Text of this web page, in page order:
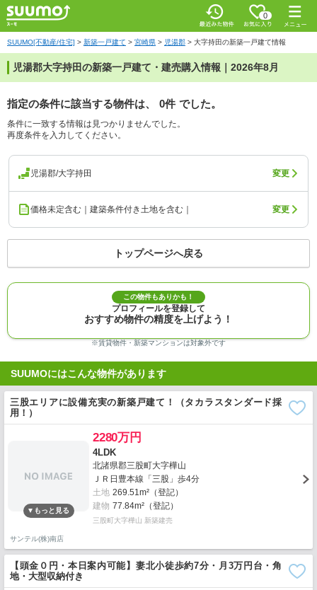
0
SUUMO[不動産/住宅] > 新築一戸建て > 宮崎県 > 児湯郡 > 大字持田の新築一戸建て情報
児湯郡大字持田の新築一戸建て・建売購入情報｜2026年8月
指定の条件に該当する物件は、 0件 でした。
条件に一致する情報は見つかりませんでした。
再度条件を入力してください。
児湯郡/大字持田 変更
価格未定含む｜建築条件付き土地を含む｜ 変更
トップページへ戻る
この物件もありかも！
プロフィールを登録して
おすすめ物件の精度を上げよう！
※賃貸物件・新築マンションは対象外です
SUUMOにはこんな物件があります
三股エリアに設備充実の新築戸建て！（タカラスタンダード採
用！）
2280万円
4LDK
北諸県郡三股町大字樺山
ＪＲ日豊本線「三股」歩4分
土地 269.51m²（登記）
建物 77.84m²（登記）
三股町大字樺山 新築建売
サンテル(株)南店
【頭金０円・本日案内可能】妻北小徒歩約7分・月3万円台・角
地・大型収納付き